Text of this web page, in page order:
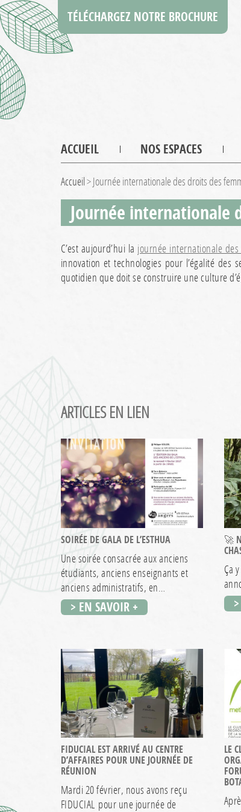
TÉLÉCHARGEZ NOTRE BROCHURE
ACCUEIL NOS ESPACES
Accueil>Journée internationale des droits des
Journée internationale
C’est aujourd’hui la journée internationale
innovation et technologies pour l’égalité
quotidien que doit se construire une culture
ARTICLES EN LIEN
SOIRÉE DE GALA DE L’ESTHUA
Une soirée consacrée aux anciens
étudiants, anciens enseignants et
anciens administratifs, en…
> EN SAVOIR +
🚀
Ça
FIDUCIAL EST ARRIVÉ AU CENTRE
D’AFFAIRES POUR UNE JOURNÉE DE
RÉUNION
Mardi 20 février, nous avons reçu
FIDUCIAL pour une journée de
LE